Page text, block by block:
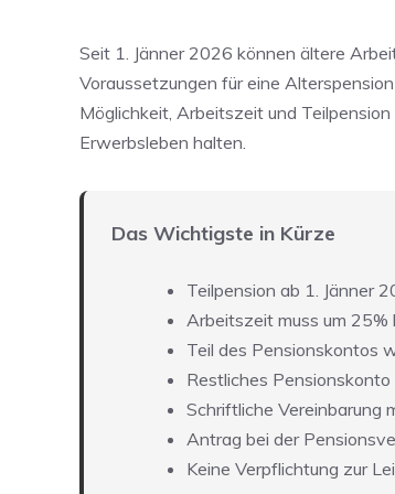
Seit 1. Jänner 2026 können ältere
Voraussetzungen für eine
Möglichkeit, Arbeitszeit und
Erwerbsleben halten.
Das Wichtigste in Kürze
Teilpension ab 1. Jänner
Arbeitszeit muss um
Teil des Pensionskontos
Restliches
Schriftliche Vereinbarung
Antrag bei der
Keine Verpflichtung zur